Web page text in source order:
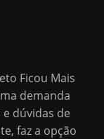
Ficou Mais
demanda
dúvidas de
faz a opção